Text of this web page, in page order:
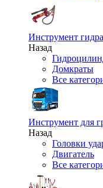
Инструмент
Назад
Домкраты
Все
Инструмент для
Назад
Головки
Двигатель
Все